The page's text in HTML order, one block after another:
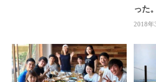
った。
2018年